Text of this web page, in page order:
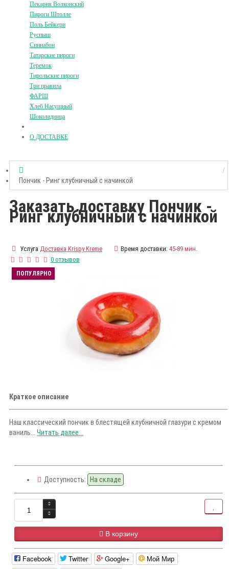
Пекарня Волконский
Пироги Штолле
Поль Бейкери
Руспыш
Синнабон
Татарские пироги
Теремок
Тирольские пироги
Три правила
ФАРШ
Хлеб Насущный
Шоколадница
О ДОСТАВКЕ
Пончик - Ринг клубничный с начинкой
Заказать доставку Пончик -
Ринг клубничный с начинкой
Услуга Доставка Krispy Kreme Время доставки: 45-89 мин.
0 отзывов
ПОПУЛЯРНО
Краткое описание
Наш классический пончик в блестящей клубничной глазури с кремом
ваниль... Читать далее...
Доступность: На складе
В корзину
Facebook Twitter Google+ Мой Мир